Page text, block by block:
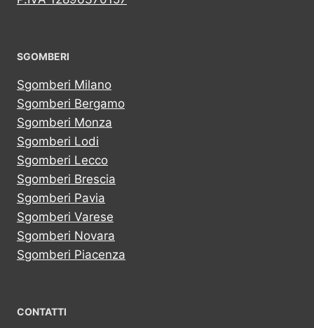
SGOMBERI
Sgomberi Milano
Sgomberi Bergamo
Sgomberi Monza
Sgomberi Lodi
Sgomberi Lecco
Sgomberi Brescia
Sgomberi Pavia
Sgomberi Varese
Sgomberi Novara
Sgomberi Piacenza
CONTATTI